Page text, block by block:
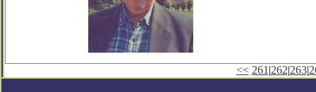
<< 261 |262|263|